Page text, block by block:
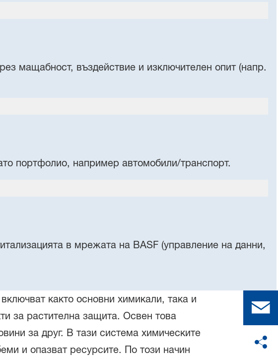
мащабност, въздействие и изключителен опит (напр.
портфолио, например автомобили/транспорт.
в мрежата на BASF (управление на данни,
както основни химикали, така и
за растителна защита. Освен това
за друг. В тази система химическите
и опазват ресурсите. По този начин